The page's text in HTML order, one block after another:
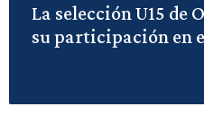
La selección U15 de
su participación en